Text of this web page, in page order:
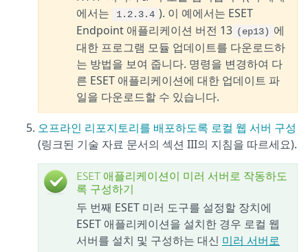
에서는
1.2.3.4 ). 이 예에서는 ESET
Endpoint 애플리케이션 버전 13 (ep13) 에
대한 프로그램 모듈 업데이트를 다운로드하
는 방법을 보여 줍니다. 명령을 변경하여 다
른 ESET 애플리케이션에 대한 업데이트 파
일을 다운로드할 수 있습니다.
오프라인 리포지토리를 배포하도록 로컬 웹 서버 구성
(링크된 기술 자료 문서의 섹션 III의 지침을 따르세요).
ESET 애플리케이션이 미러 서버로 작동하도
록 구성하기
두 번째 ESET 미러 도구를 설정할 장치에
ESET 애플리케이션을 설치한 경우 로컬 웹
서버를 설치 및 구성하는 대신 미러 서버로